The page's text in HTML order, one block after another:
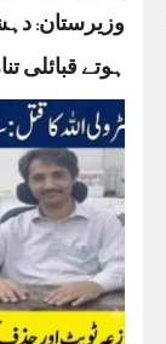
وزیرستان:
ہوتے قبائلی